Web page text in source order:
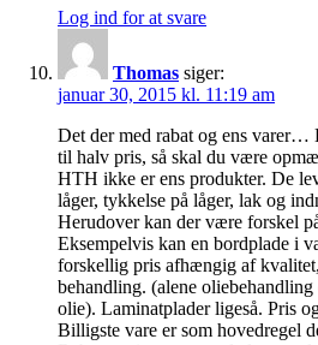
Log ind for at svare
Thomas siger:
januar 30, 2015 kl. 11:19 am
Det der med rabat og ens
til halv pris, så skal du være
HTH ikke er ens produkter. De
låger, tykkelse på låger, lak og
Herudover kan der være forskel
Eksempelvis kan en bordplade i
forskellig pris afhængig af
behandling. (alene
olie). Laminatplader ligeså. Pris
Billigste vare er som hovedregel